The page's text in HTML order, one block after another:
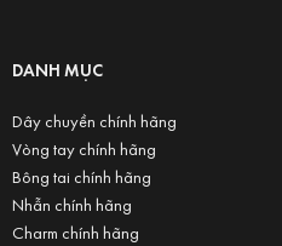
DANH MỤC
Dây chuyền chính hãng
Vòng tay chính hãng
Bông tai chính hãng
Nhẫn chính hãng
Charm chính hãng